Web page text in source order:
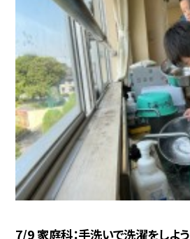
7/9 家庭科：手洗いで洗濯をしよう